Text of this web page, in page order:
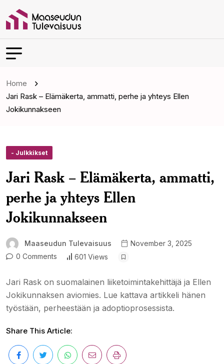
Home
Jari Rask – Elämäkerta, ammatti, perhe ja yhteys Ellen
Jokikunnakseen
- Julkkikset
Jari Rask – Elämäkerta, ammatti,
perhe ja yhteys Ellen
Jokikunnakseen
Maaseudun Tulevaisuus
November 3, 2025
0 Comments
601 Views
Jari Rask on suomalainen liiketoimintakehittäjä ja Ellen
Jokikunnaksen aviomies. Lue kattava artikkeli hänen
työstään, perheestään ja adoptioprosessista.
Share This Article: